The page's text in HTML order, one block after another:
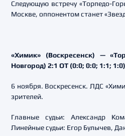
Следующую встречу «Торпедо-
Москве, оппонентом станет
«Химик» (Воскресенск) —
Новгород) 2:1 ОТ (0:0; 0:0; 1:1; 1:0)
6 ноября. Воскресенск. ЛДС
зрителей.
Главные судьи: Александр
Линейные судьи: Егор Булычев,